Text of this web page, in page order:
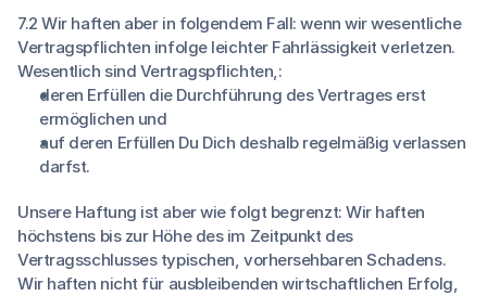
7.2 Wir haften aber in folgendem Fall: wenn wir wesentliche
Vertragspflichten infolge leichter Fahrlässigkeit verletzen.
Wesentlich sind Vertragspflichten,:
deren Erfüllen die Durchführung des Vertrages erst
ermöglichen und
auf deren Erfüllen Du Dich deshalb regelmäßig verlassen
darfst.
Unsere Haftung ist aber wie folgt begrenzt: Wir haften
höchstens bis zur Höhe des im Zeitpunkt des
Vertragsschlusses typischen, vorhersehbaren Schadens.
Wir haften nicht für ausbleibenden wirtschaftlichen Erfolg,